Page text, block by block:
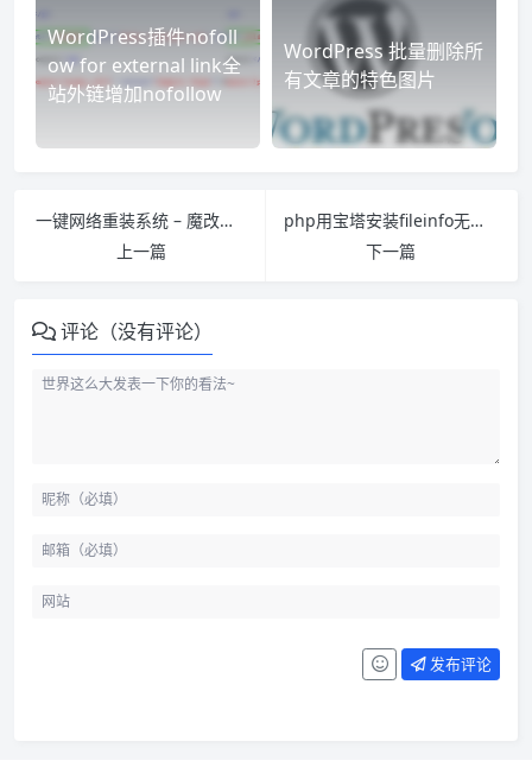
WordPress插件nofoll
ow for external link全
站外链增加nofollow
WordPress 批量删除所
有文章的特色图片
一键网络重装系统 – 魔改版（适用于Linux / Windows / ISO安装 / PXE安装）
上一篇
php用宝塔安装fileinfo无法成功的解决方法
下一篇
评论（没有评论）
发布评论